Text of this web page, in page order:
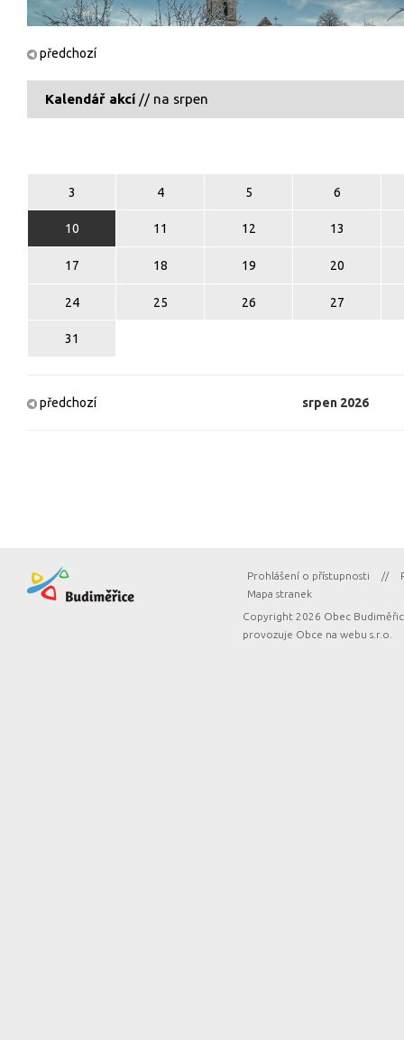
předchozí
Kalendář akcí // na srpen
3 4 5 6
10 11 12 13
17 18 19 20
24 25 26 27
31
předchozí srpen 2026
Prohlášení o přístupnosti //
Mapa stranek
Copyright 2026 Obec
provozuje Obce na webu s.r.o.